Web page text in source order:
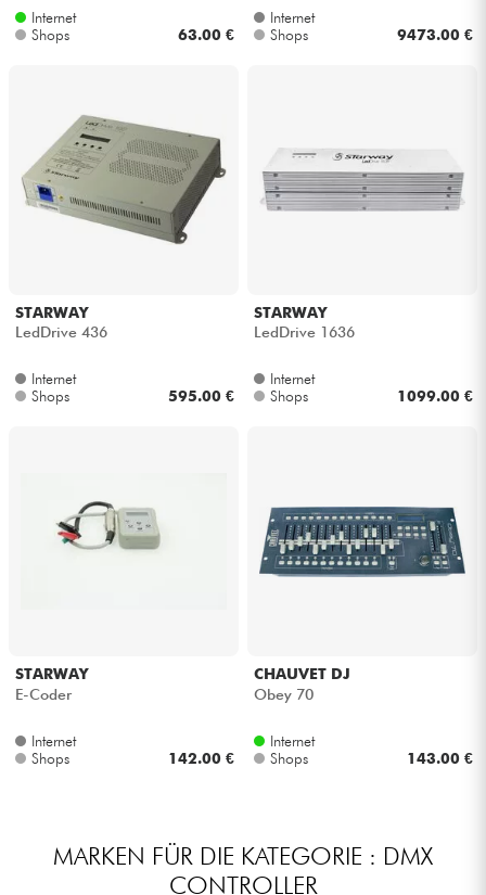
Internet
Shops
63.00 €
Internet
Shops
9473.00 €
STARWAY
LedDrive 436
Internet
Shops
595.00 €
STARWAY
LedDrive 1636
Internet
Shops
1099.00 €
STARWAY
E-Coder
Internet
Shops
142.00 €
CHAUVET DJ
Obey 70
Internet
Shops
143.00 €
MARKEN FÜR DIE KATEGORIE : DMX
CONTROLLER